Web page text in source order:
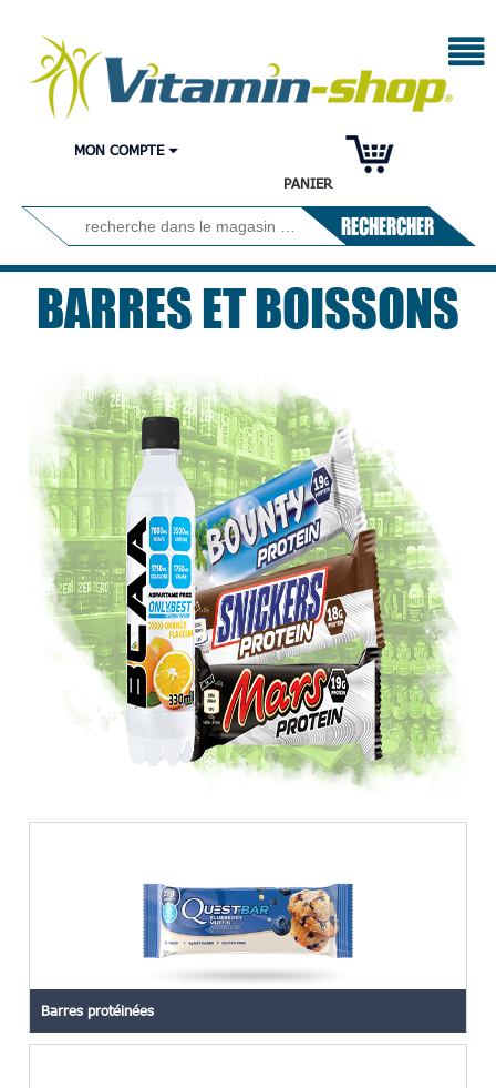
PANIER
MON COMPTE
RECHERCHER
BARRES ET BOISSONS
Barres protéinées